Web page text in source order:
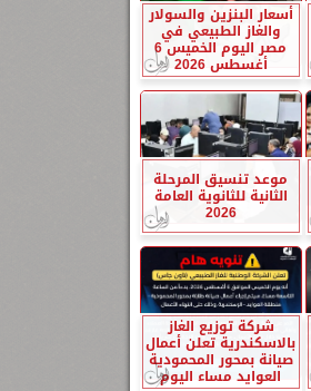
أسعار البنزين والسولار
والغاز الطبيعي في
مصر اليوم الخميس 6
أغسطس 2026
موعد تنسيق المرحلة
الثانية للثانوية العامة
2026
شركة توزيع الغاز
بالاسكندرية تعلن أعمال
صيانة بمحور المحمودية
العوايد مساء اليوم